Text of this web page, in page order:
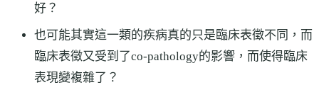
好？
也可能其實這一類的疾病真的只是臨床表徵不同，而
臨床表徵又受到了co-pathology的影響，而使得臨床
表現變複雜了？